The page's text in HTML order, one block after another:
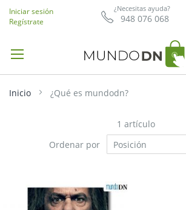
¿Necesitas ayuda?
948 076 068
Iniciar sesión
Regístrate
Inicio ¿Qué es mundodn?
1 artículo
Ordenar por